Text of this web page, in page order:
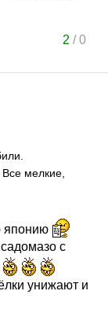
2 /0
мелкие,
японию
с
унижают и